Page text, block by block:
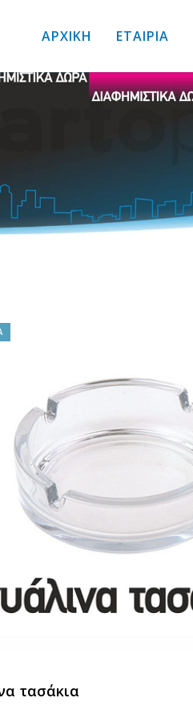
ΑΡΧΙΚΗ ΕΤΑΙΡΙΑ
τασάκια